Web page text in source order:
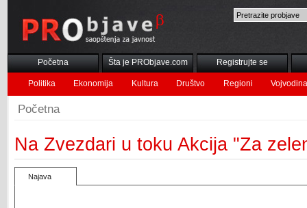
Početna Šta je PRObjave.com Registrujte se
Politika Ekonomija Kultura Društvo Regioni Vojvodina
Početna
Na Zvezdari u toku Akcija "Za
Najava